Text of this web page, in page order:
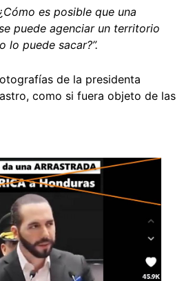
es posible que una
puede agenciar un territorio
lo puede sacar?”.
de la presidenta
como si fuera objeto de las